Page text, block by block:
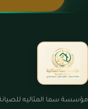
مؤسسة سما المثاليه